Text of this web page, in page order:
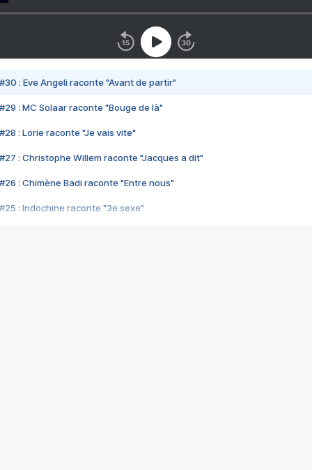
#30 : Eve Angeli raconte "Avant de partir"
#29 : MC Solaar raconte "Bouge de là"
#28 : Lorie raconte "Je vais vite"
#27 : Christophe Willem raconte "Jacques a dit"
#26 : Chimène Badi raconte "Entre nous"
#25 : Indochine raconte "3e sexe"